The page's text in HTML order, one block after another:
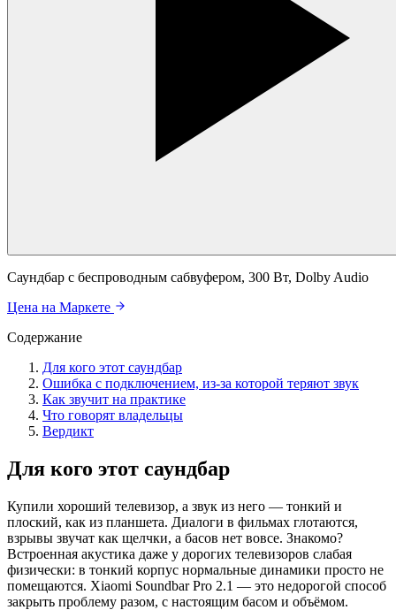
Саундбар с беспроводным сабвуфером, 300 Вт, Dolby Audio
Цена на Маркете
Содержание
Для кого этот саундбар
Ошибка с подключением, из-за которой теряют звук
Как звучит на практике
Что говорят владельцы
Вердикт
Для кого этот саундбар
Купили хороший телевизор, а звук из него — тонкий и
плоский, как из планшета. Диалоги в фильмах глотаются,
взрывы звучат как щелчки, а басов нет вовсе. Знакомо?
Встроенная акустика даже у дорогих телевизоров слабая
физически: в тонкий корпус нормальные динамики просто не
помещаются. Xiaomi Soundbar Pro 2.1 — это недорогой способ
закрыть проблему разом, с настоящим басом и объёмом.